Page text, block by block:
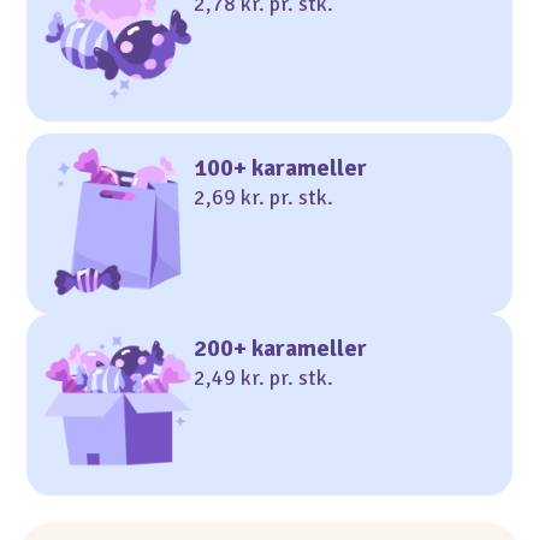
100+ karameller
2,69 kr. pr. stk.
200+ karameller
2,49 kr. pr. stk.